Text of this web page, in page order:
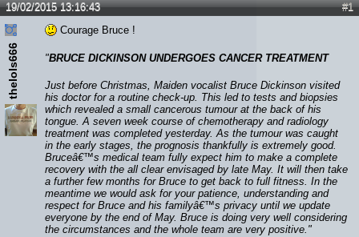
#1
19/02/2015 13:16:43
thelols666
Courage Bruce !
"BRUCE DICKINSON UNDERGOES CANCER TREATMENT
Just before Christmas, Maiden vocalist Bruce Dickinson visited
his doctor for a routine check-up. This led to tests and biopsies
which revealed a small cancerous tumour at the back of his
tongue. A seven week course of chemotherapy and radiology
treatment was completed yesterday. As the tumour was caught
in the early stages, the prognosis thankfully is extremely good.
Bruceâ€™s medical team fully expect him to make a complete
recovery with the all clear envisaged by late May. It will then take
a further few months for Bruce to get back to full fitness. In the
meantime we would ask for your patience, understanding and
respect for Bruce and his familyâ€™s privacy until we update
everyone by the end of May. Bruce is doing very well considering
the circumstances and the whole team are very positive."